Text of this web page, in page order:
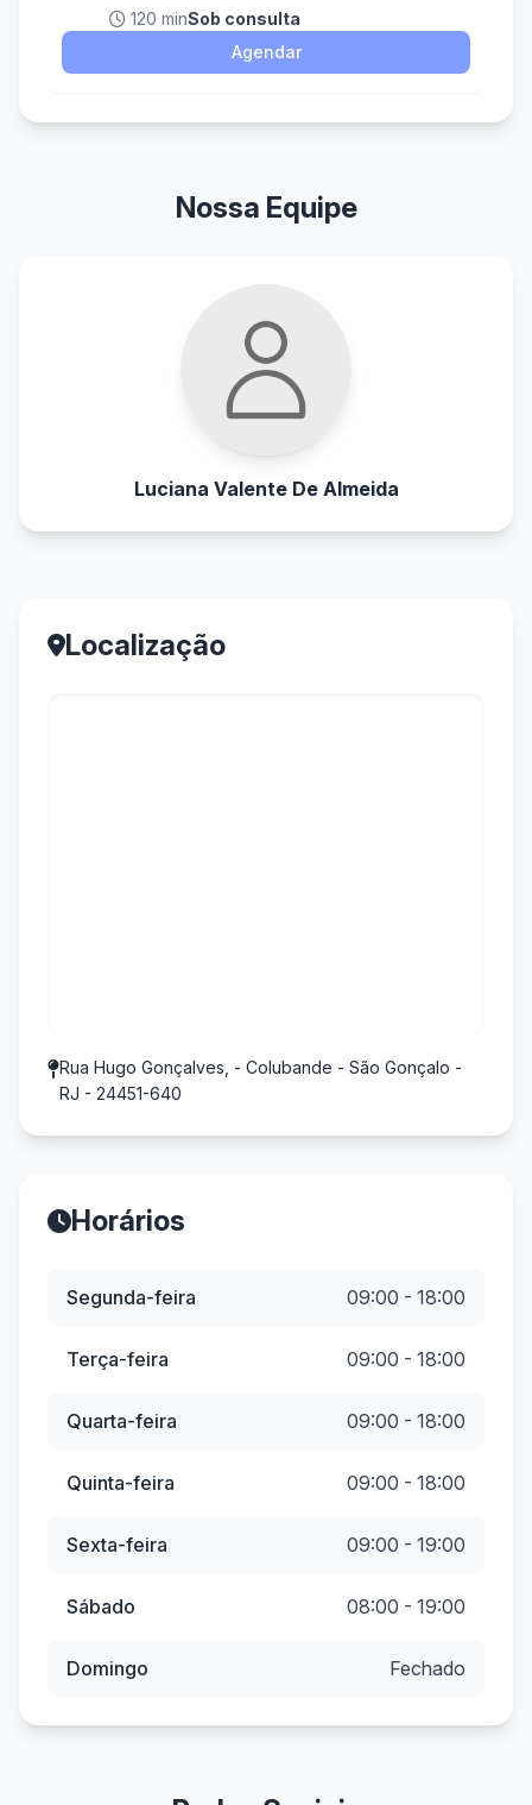
120 minSob consulta
Agendar
Nossa Equipe
Luciana Valente De Almeida
Localização
Rua Hugo Gonçalves, - Colubande - São Gonçalo -
RJ - 24451-640
Horários
Segunda-feira 09:00 - 18:00
Terça-feira 09:00 - 18:00
Quarta-feira 09:00 - 18:00
Quinta-feira 09:00 - 18:00
Sexta-feira 09:00 - 19:00
Sábado 08:00 - 19:00
Domingo Fechado